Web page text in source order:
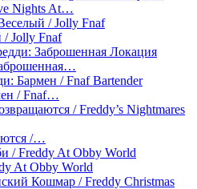
Nights At…
Jolly Fnaf
/ Fnaf…
/…
At Obby World